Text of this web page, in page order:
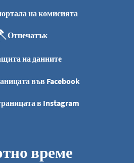
на комисията
Отпечатък
на данните
във Facebook
в Instagram
време